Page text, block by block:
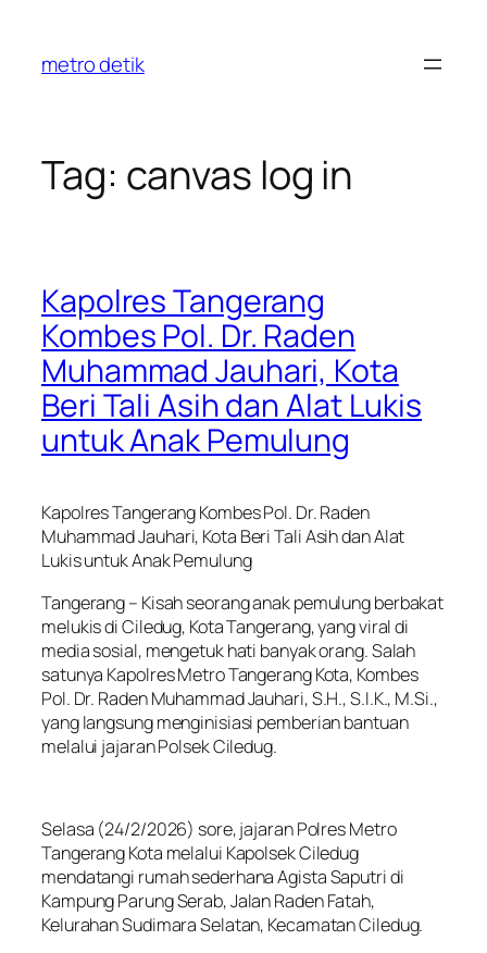
content
metro detik
Tag: canvas log in
Kapolres Tangerang
Kombes Pol. Dr. Raden
Muhammad Jauhari, Kota
Beri Tali Asih dan Alat Lukis
untuk Anak Pemulung
Kapolres Tangerang Kombes Pol. Dr. Raden
Muhammad Jauhari, Kota Beri Tali Asih dan Alat
Lukis untuk Anak Pemulung
Tangerang – Kisah seorang anak pemulung berbakat
melukis di Ciledug, Kota Tangerang, yang viral di
media sosial, mengetuk hati banyak orang. Salah
satunya Kapolres Metro Tangerang Kota, Kombes
Pol. Dr. Raden Muhammad Jauhari, S.H., S.I.K., M.Si.,
yang langsung menginisiasi pemberian bantuan
melalui jajaran Polsek Ciledug.
Selasa (24/2/2026) sore, jajaran Polres Metro
Tangerang Kota melalui Kapolsek Ciledug
mendatangi rumah sederhana Agista Saputri di
Kampung Parung Serab, Jalan Raden Fatah,
Kelurahan Sudimara Selatan, Kecamatan Ciledug.